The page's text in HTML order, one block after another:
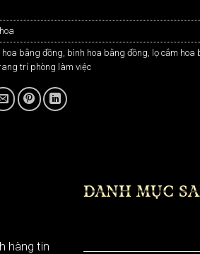
hoa bằng đồng, bình hoa bằng đồng, lọ cắm hoa
trí phòng làm việc
hàng tin
DANH MỤC